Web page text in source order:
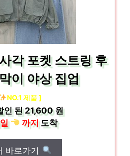
각 포켓 스트링 후
이 야상 집업
NO.1 제품 ]
인 된21,600 원
까지도착
바로가기